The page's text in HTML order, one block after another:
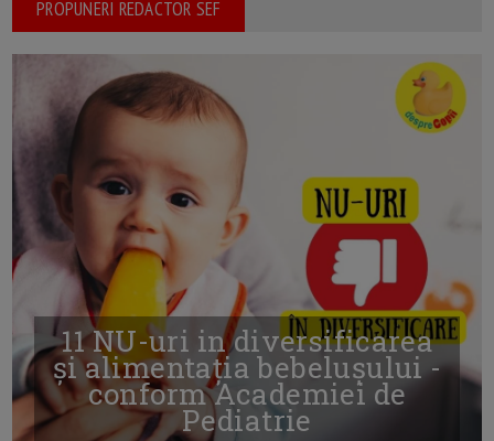
PROPUNERI REDACTOR SEF
11 NU-uri in diversificarea
și alimentația bebelușului -
conform Academiei de
Pediatrie